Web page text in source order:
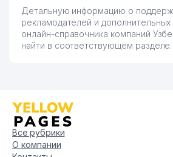
Детальную информацию о
рекламодателей и
онлайн-справочника компаний
найти в соответствующем разделе.
Все рубрики
О компании